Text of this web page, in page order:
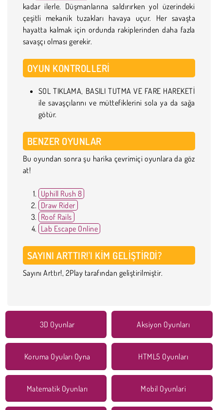
kadar ilerle. Düşmanlarına saldırırken yol üzerindeki
çeşitli mekanik tuzakları havaya uçur. Her savaşta
hayatta kalmak için ordunda rakiplerinden daha fazla
savaşçı olması gerekir.
OYUN KONTROLLERI
SOL TIKLAMA, BASILI TUTMA VE FARE HAREKETİ
ile savaşçılarını ve müttefiklerini sola ya da sağa
götür.
BENZER OYUNLAR
Bu oyundan sonra şu harika çevrimiçi oyunlara da göz
at!
Uphill Rush 8
Draw Rider
Roof Rails
Lab Escape Online
SAYINI ARTTIR!'I KIM GELIŞTIRDI?
Sayını Arttır!, 2Play tarafından geliştirilmiştir.
3D Oyunlar Aksiyon Oyunları
Koruma Oyuları Oyna HTML5 Oyunları
Matematik Oyunları Mobil Oyunlari